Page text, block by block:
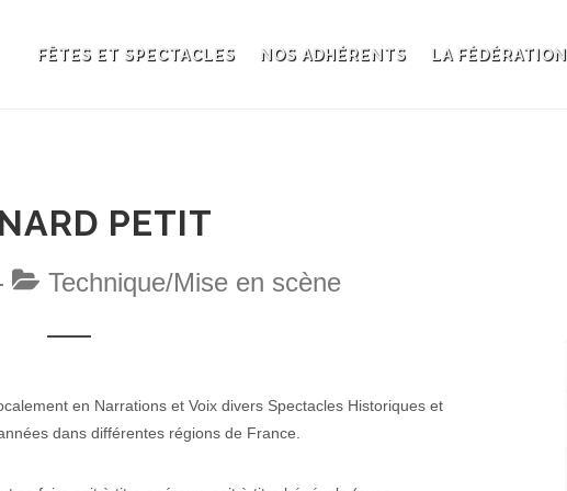
FÊTES ET SPECTACLES NOS ADHÉRENTS LA FÉDÉRATION
PETIT
Technique/Mise en scène
en Narrations et Voix divers Spectacles Historiques et
dans différentes régions de France.